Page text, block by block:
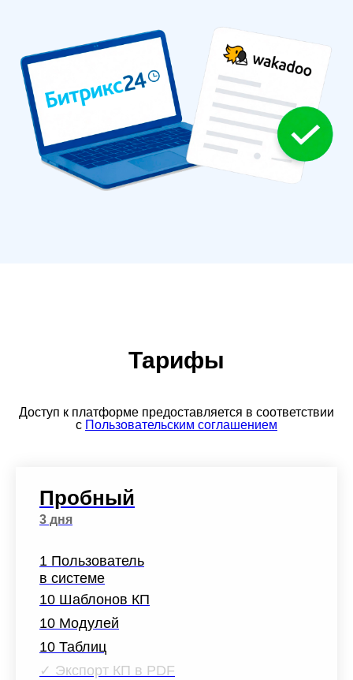
Тарифы
Доступ к платформе предоставляется в соответствии
с Пользовательским соглашением
Пробный
3 дня
1 Пользователь
в системе
10 Шаблонов КП
10 Модулей
10 Таблиц
✓ Экспорт КП в PDF